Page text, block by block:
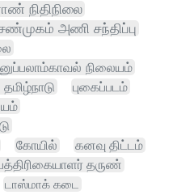
நிதிநிலை
அணி சந்திப்பு
நிலையம்
புகைப்படம்
கோயில்
கனவு திட்டம்
தருண்
டாஸ்மாக் கடை